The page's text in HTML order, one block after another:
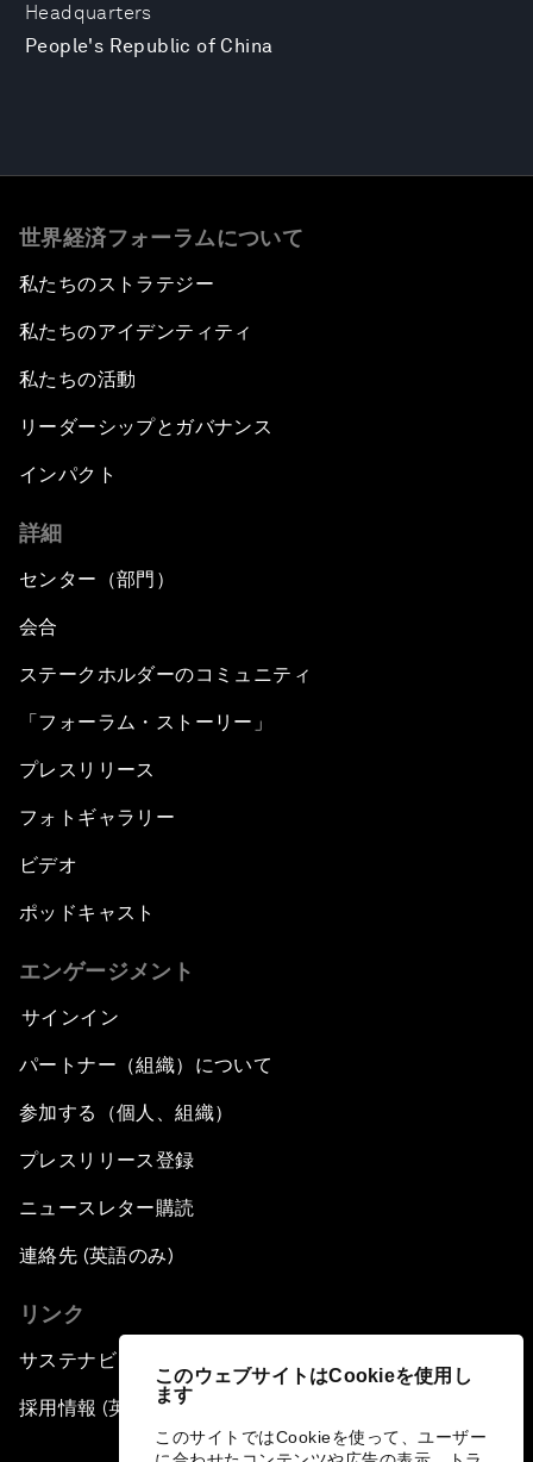
このウェブサイトはCookieを使用し
ます
このサイトではCookieを使って、ユーザー
Headquarters
People's Republic of China
世界経済フォーラムについて
私たちのストラテジー
私たちのアイデンティティ
私たちの活動
リーダーシップとガバナンス
インパクト
詳細
センター（部門）
会合
ステークホルダーのコミュニティ
「フォーラム・ストーリー」
プレスリリース
フォトギャラリー
ビデオ
ポッドキャスト
エンゲージメント
サインイン
パートナー（組織）について
参加する（個人、組織）
プレスリリース登録
ニュースレター購読
連絡先 (英語のみ)
リンク
サステナビリティへの取り組み
採用情報 (英語のみ)